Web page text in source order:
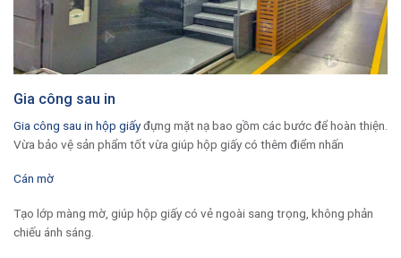
Gia công sau in
Gia công sau in hộp giấyđựng mặt nạ bao gồm các bước để hoàn thiện.
Vừa bảo vệ sản phẩm tốt vừa giúp hộp giấy có thêm điểm nhấn
Cán mờ
Tạo lớp màng mờ, giúp hộp giấy có vẻ ngoài sang trọng, không phản
chiếu ánh sáng.